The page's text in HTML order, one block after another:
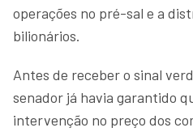
operações no pré-sal e a
bilionários.
Antes de receber o sinal
senador já havia garantido
intervenção no preço dos